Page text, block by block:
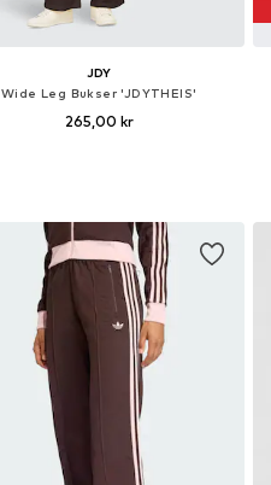
JDY
Wide Leg Bukser 'JDYTHEIS'
265,00 kr